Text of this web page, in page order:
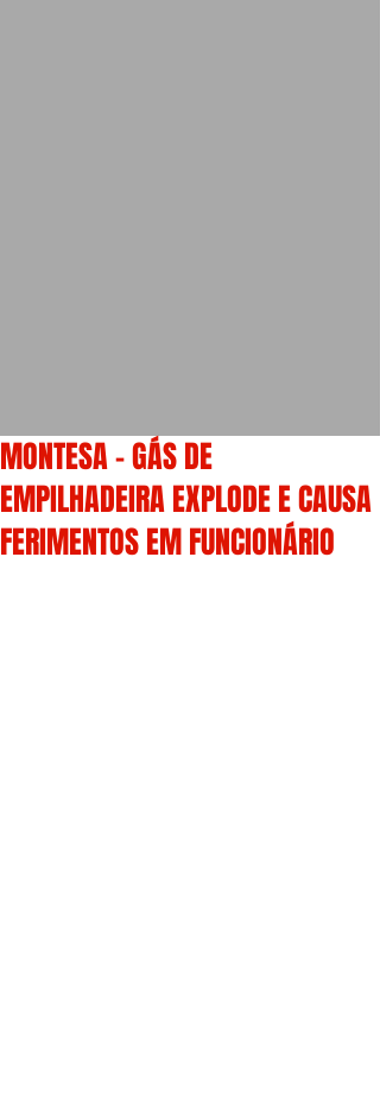
MONTESA - GÁS DE
EMPILHADEIRA EXPLODE E CAUSA
FERIMENTOS EM FUNCIONÁRIO